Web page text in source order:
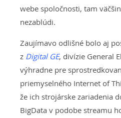
webe spoločnosti, tam
nezablúdi.
Zaujímavo odlišné bolo aj
z Digital GE, divízie General
výhradne pre
priemyselného Internet of
že ich strojárske zariadenia
BigData v podobe streamu